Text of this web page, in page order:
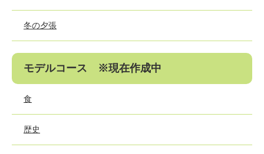
冬の夕張
モデルコース ※現在作成中
食
歴史